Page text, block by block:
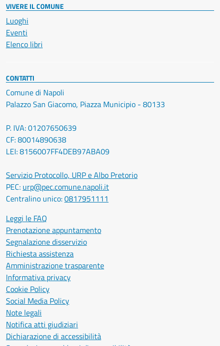
VIVERE IL COMUNE
Luoghi
Eventi
Elenco libri
CONTATTI
Comune di Napoli
Palazzo San Giacomo, Piazza Municipio - 80133
P. IVA: 01207650639
CF: 80014890638
LEI: 8156007FF4DEB97ABA09
Servizio Protocollo, URP e Albo Pretorio
PEC: urp@pec.comune.napoli.it
Centralino unico:0817951111
Leggi le FAQ
Prenotazione appuntamento
Segnalazione disservizio
Richiesta assistenza
Amministrazione trasparente
Informativa privacy
Cookie Policy
Social Media Policy
Note legali
Notifica atti giudiziari
Dichiarazione di accessibilità